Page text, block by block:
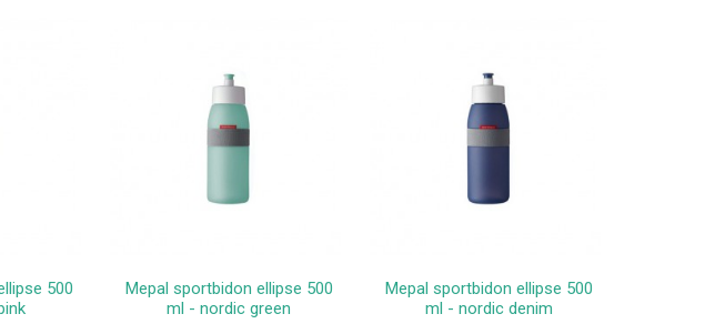
500
In winkelwagen
Mepal sportbidon ellipse 500
ml - nordic green
In winkelwagen
Mepal sportbidon ellipse 500
ml - nordic denim